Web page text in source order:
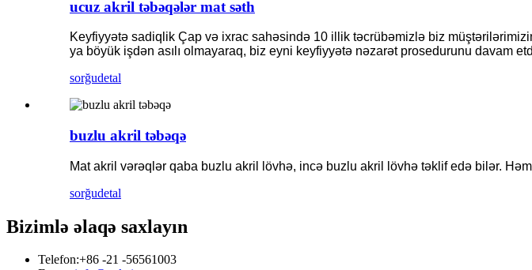
ucuz akril təbəqələr mat səth
Keyfiyyətə sadiqlik Çap və ixrac sahəsində 10 illik təcrübəmizlə biz
ya böyük işdən asılı olmayaraq, biz eyni keyfiyyətə nəzarət prosedurunu davam
sorğudetal
buzlu akril təbəqə
Mat akril vərəqlər qaba buzlu akril lövhə, incə buzlu akril lövhə təklif edə bilər.
sorğudetal
Bizimlə əlaqə saxlayın
Telefon:+86 -21 -56561003